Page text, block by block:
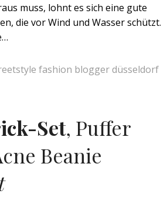
muss, lohnt es sich eine gute
die vor Wind und Wasser schützt.
Set, Puffer
Beanie